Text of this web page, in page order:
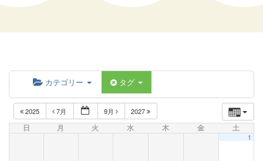
カテゴリー タグ
2025 7月 9月 2027
日 月 火 水 木 金 土
1